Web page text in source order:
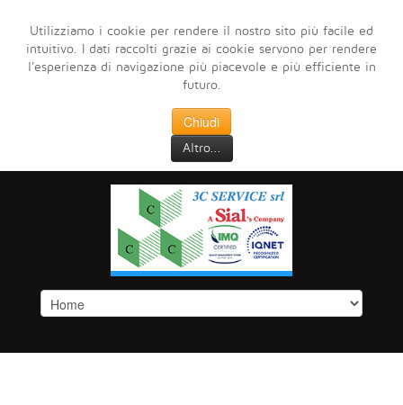
Utilizziamo i cookie per rendere il nostro sito più facile ed
intuitivo. I dati raccolti grazie ai cookie servono per rendere
l'esperienza di navigazione più piacevole e più efficiente in
futuro.
Chiudi
Altro...